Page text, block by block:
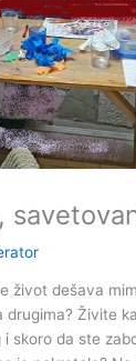
život dešava
drugima? Živite
skoro da ste